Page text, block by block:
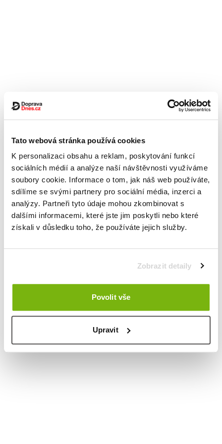
Tato webová stránka používá cookies
K personalizaci obsahu a reklam, poskytování funkcí
sociálních médií a analýze naší návštěvnosti využíváme
soubory cookie. Informace o tom, jak náš web používáte,
sdílíme se svými partnery pro sociální média, inzerci a
analýzy. Partneři tyto údaje mohou zkombinovat s
dalšími informacemi, které jste jim poskytli nebo které
získali v důsledku toho, že používáte jejich služby.
Zobrazit detaily
Povolit vše
Upravit